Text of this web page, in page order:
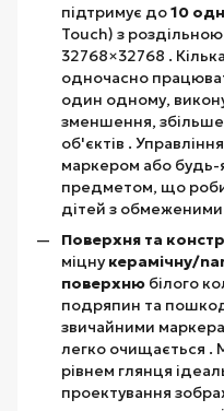
підтримує до10
Touch) з
32768×32768 .
одночасно
один одному,
зменшення,
об'єктів .
маркером або
предметом, що
дітей з
Поверхня та
міцнукерамічну/
поверхню білого
подряпин та
звичайними
легко очищається .
рівнем глянця
проектування